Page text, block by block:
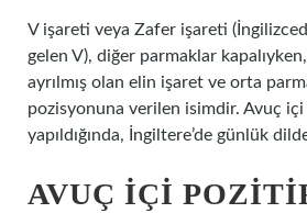
V işareti veya Zafer işareti
gelen V), diğer parmaklar
ayrılmış olan elin işaret ve orta
pozisyonuna verilen isimdir. Avuç
yapıldığında, İngiltere’de günlük
AVUÇ IÇI